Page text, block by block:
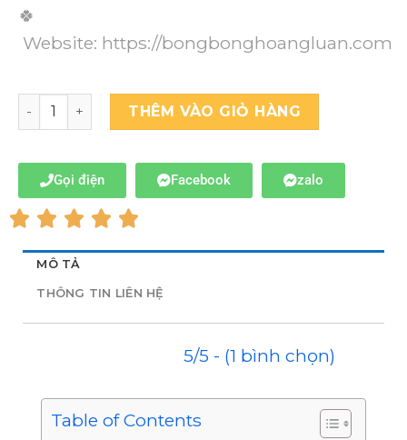
🍀
Website: https://bongbonghoangluan.com
THÊM VÀO GIỎ HÀNG
Gọi điện Facebook zalo
MÔ TẢ
THÔNG TIN LIÊN HỆ
5/5 - (1 bình chọn)
Table of Contents